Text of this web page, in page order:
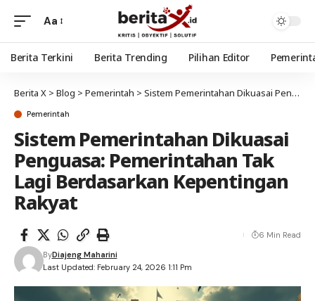
Aa
Berita Terkini Berita Trending Pilihan Editor
Berita X > Blog > Pemerintah > Sistem Pemerintahan Dikuasai Penguasa: Pemerintahan Tak Lagi Berdasarkan Kepentingan Rakyat
Pemerintah
Sistem Pemerintahan Dikuasai
Penguasa: Pemerintahan Tak
Lagi Berdasarkan Kepentingan
Rakyat
Last Updated: February 24, 2026 1:11 Pm
ByDiajeng Maharini
6 Min Read